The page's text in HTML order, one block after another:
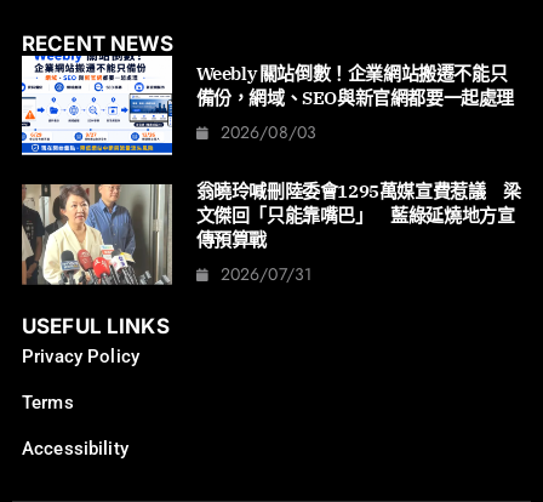
RECENT NEWS
Weebly 關站倒數！企業網站搬遷不能只
備份，網域、SEO與新官網都要一起處理
2026/08/03
翁曉玲喊刪陸委會1295萬媒宣費惹議 梁
文傑回「只能靠嘴巴」 藍綠延燒地方宣
傳預算戰
2026/07/31
USEFUL LINKS
Privacy Policy
Terms
Accessibility